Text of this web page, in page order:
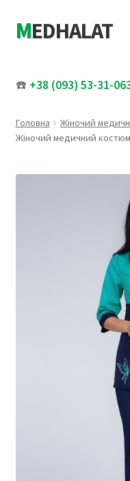
Перейти
до
Перейти
до MEDHALAT
Медичні шапочки
Увесь каталог
🟢Безкоштовна
☎️ +38 (093) 53-31-
Головна Жіночий
Жіночий медичний